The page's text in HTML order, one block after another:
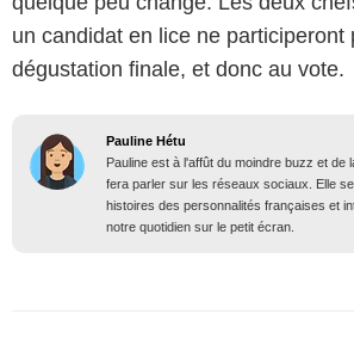
un candidat en lice ne participeront
dégustation finale, et donc au vote.
Pauline Hétu
Pauline est à l'affût du moindre buzz et de
fera parler sur les réseaux sociaux. Elle
histoires des personnalités françaises et
notre quotidien sur le petit écran.